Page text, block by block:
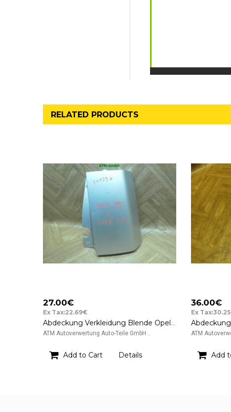
RELATED PRODUCTS
27.00€
Ex Tax:22.69€
Abdeckung Verkleidung Blende Opel Meriva rechts Farbcode Z157 Starsilber
ATM Autoverwertung Auto-Teile GmbH ..
Add to Cart Details
36.00€
Ex
ATM
Add